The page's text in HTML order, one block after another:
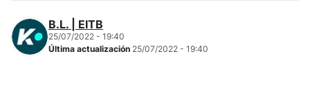
Más deportes
B.L. | EITB
25/07/2022 - 19:40
Última actualización 25/07/2022 - 19:40